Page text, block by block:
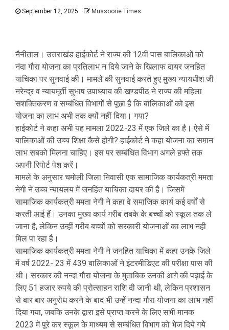
September 12, 2025 Mussoorie Times
नैनीताल। उत्तराखंड हाईकोर्ट ने राज्य की 12वीं पास बालिकाओं को
नंदा गौरा योजना का प्रतिलाभ न दिये जाने के खिलाफ दायर जनहित
याचिका पर सुनवाई की। मामले की सुनवाई करते हुए मुख्य न्यायधीश जी
नरेन्द्र व न्यायमूर्ती सुभाष उपाध्याय की खण्डपीठ ने राज्य की महिला
सशक्तिकरण व सम्बंधित विभागों से पूछा है कि बालिकाओं को इस
योजना का लाभ अभी तक क्यों नहीं दिया। गया?
हाईकोर्ट ने कहा अभी यह मामला 2022-23 में एक जिले का है। ऐसे में
बालिकाओं की उच्च शिक्षा कैसे होगी? हाईकोर्ट ने कहा योजना का समान
लाभ सबको मिलना चाहिए। इस पर सम्बंधित विभाग अगले हफ्ते तक
अपनी रिपोर्ट पेश करें।
मामले के अनुसार चमोली जिला निवासी एक सामाजिक कार्यकत्री ममता
नेगी ने उच्च न्यायलय में जनहित याचिका दायर की है। जिसमें
सामाजिक कार्यकत्री ममता नेगी ने कहा वे समाजिक कार्य कई वर्षों से
करती आई हैं। उनका मुख्य कार्य गरीब तबके के बच्चों को स्कूल तक ले
जाना है, लेकिन उन्हीं गरीब बच्चों को सरकारी योजनाओं का लाभ नही
मिल पा रहा है।
सामाजिक कार्यकत्री ममता नेगी ने जनहित याचिका में कहा उनके जिले
में वर्ष 2022- 23 में 439 बालिकाओं ने इंटरमीडिएट की परीक्षा पास की
थी। सरकार की नन्दा गौरा योजना के मुताबिक उनकी आगे की पढ़ाई के
लिए 51 हजार रुपये की प्रोत्साहन राशि दी जानी थी, लेकिन प्रशासन
से बार बार अनुरोध करने के बाद भी उन्हें नन्दा गौरा योजना का लाभ नहीं
दिया गया, जबकि उनके द्वारा इसे प्राप्त करने के लिए सभी मानक
2023 में पूरे कर स्कूल के माध्यम से सम्बंधित विभाग को भेज दिये गये